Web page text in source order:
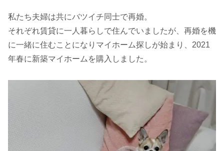
私たち夫婦は共にバツイチ同士で再婚。
それぞれ賃貸に一人暮らしで住んでいましたが、再婚を機
に一緒に住むことになりマイホーム探しが始まり、2021
年春に新築マイホームを購入しました。